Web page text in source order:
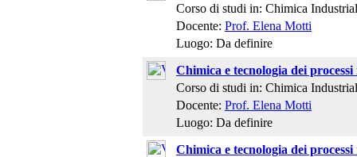
Corso di studi in: Chimica
Docente: Prof. Elena Motti
Luogo: Da definire
Chimica e tecnologia dei
Corso di studi in: Chimica
Docente: Prof. Elena Motti
Luogo: Da definire
Chimica e tecnologia dei